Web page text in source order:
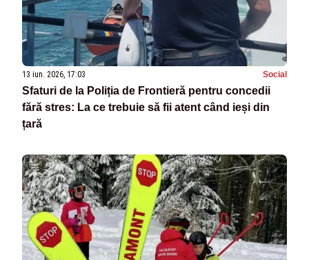
13 iun. 2026, 17:03 Social
Sfaturi de la Poliția de Frontieră pentru concedii
fără stres: La ce trebuie să fii atent când ieși din
țară